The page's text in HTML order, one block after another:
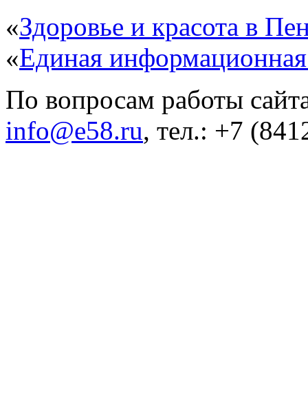
«Здоровье и красота в
«Единая
По вопросам работы
info@e58.ru, тел.: +7